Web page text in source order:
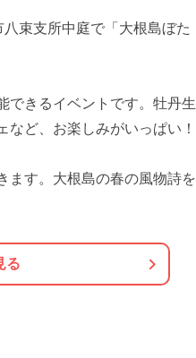
束支所中庭で「大根島ぼた
できるイベントです。牡丹生
ど、お楽しみがいっぱい！
ます。大根島の春の風物詩を
る